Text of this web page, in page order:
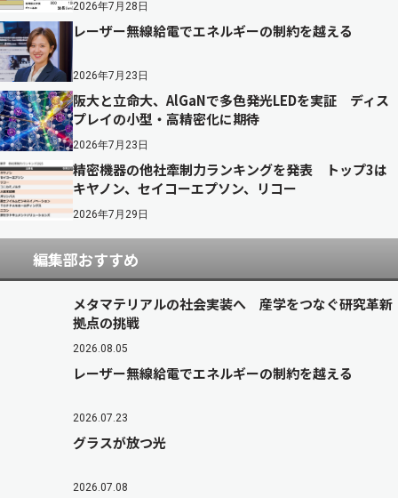
2026年7月28日
レーザー無線給電でエネルギーの制約を越える
2026年7月23日
阪大と立命大、AlGaNで多色発光LEDを実証 ディス
プレイの小型・高精密化に期待
2026年7月23日
精密機器の他社牽制力ランキングを発表 トップ3は
キヤノン、セイコーエプソン、リコー
2026年7月29日
編集部おすすめ
メタマテリアルの社会実装へ 産学をつなぐ研究革新
拠点の挑戦
2026.08.05
レーザー無線給電でエネルギーの制約を越える
2026.07.23
グラスが放つ光
2026.07.08